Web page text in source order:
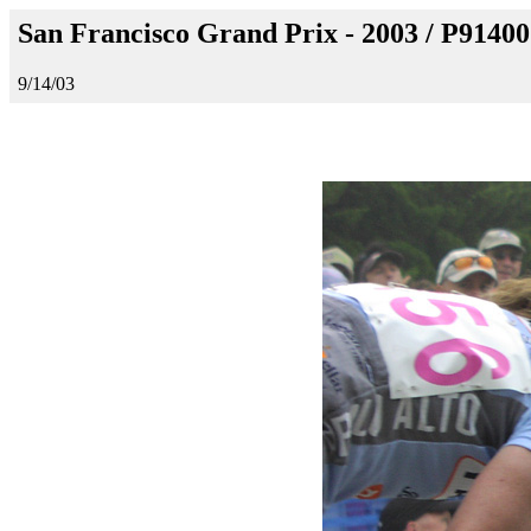
San Francisco Grand Prix - 2003 /
9/14/03